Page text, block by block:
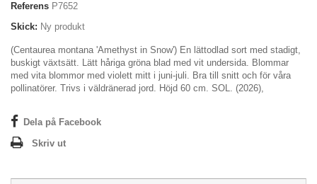
Referens P7652
Skick: Ny produkt
(Centaurea montana 'Amethyst in Snow') En lättodlad sort med stadigt,
buskigt växtsätt. Lätt håriga gröna blad med vit undersida. Blommar
med vita blommor med violett mitt i juni-juli. Bra till snitt och för våra
pollinatörer. Trivs i väldränerad jord. Höjd 60 cm. SOL. (2026),
Dela på Facebook
Skriv ut